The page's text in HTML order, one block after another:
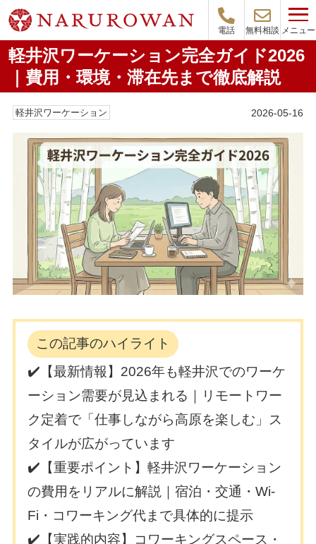
電話 無料相談 メニュー
軽井沢ワーケーション完全ガイド2026
｜費用・環境・滞在先まで徹底解説
軽井沢ワーケーション 2026-05-16
この記事のハイライト
✔️【最新情報】2026年も軽井沢でのワーケ
ーション需要が見込まれる｜リモートワー
ク定着で「仕事しながら高原を楽しむ」ス
タイルが広がっています
✔️【重要ポイント】軽井沢ワーケーション
の費用をリアルに解説｜宿泊・交通・Wi-
Fi・コワーキング代まで具体的に提示
✔️【実践的内容】コワーキングスペース・